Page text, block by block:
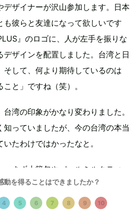
デザイナーが沢山参加します。日本
も彼らと友達になって欲しいです
』のロゴに、人が左手を振りな
デザインを配置しました。台湾と日
そして、何より期待しているのは
こと」ですね（笑）。
湾の印象がかなり変わりました。
知っていましたが、今の台湾の本当
たわけではかったなと。
、まず小籠包やパールミルクティー
す（笑）。でも、今回の『TAIWAN
活躍しているアーティストやデザ
動を得ることはできましたか？
4 5 6 7 8 9 10